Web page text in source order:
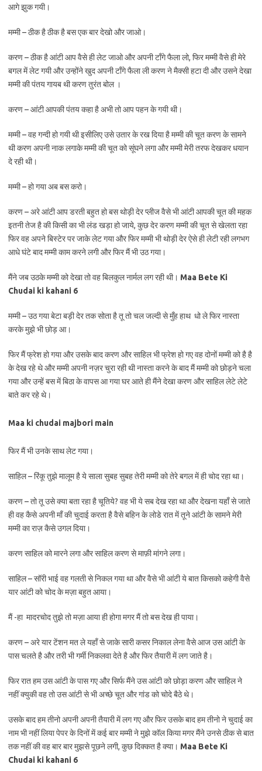
आगे झुक गयी।
मम्मी – ठीक है ठीक है बस एक बार देखो और जाओ।
करण – ठीक है आंटी आप वैसे ही लेट जाओ और अपनी टाँगे फैला लो, फिर मम्मी वैसे ही मेरे
बगल में लेट गयी और उन्होंने खुद अपनी टाँगे फैला ली करण ने मैक्सी हटा दी और उसने देखा
मम्मी की पंतय गायब थी करण तुरंत बोल ।
करण – आंटी आपकी पंतय कहा है अभी तो आप पहन के गयी थी।
मम्मी – वह गन्दी हो गयी थी इसीलिए उसे उतार के रख दिया है मम्मी की चूत करण के सामने
थी करण अपनी नाक लगाके मम्मी की चूत को सूंघने लगा और मम्मी मेरी तरफ देखकर धयान
दे रही थी।
मम्मी – हो गया अब बस करो।
करण – अरे आंटी आप डरती बहुत हो बस थोड़ी देर प्लीज वैसे भी आंटी आपकी चूत की महक
इतनी तेज है की किसी का भी लंड खड़ा हो जाये, कुछ देर करण मम्मी की चूत से खेलता रहा
फिर वह अपने बिस्टेर पर जाके लेट गया और फिर मम्मी भी थोड़ी देर ऐसे ही लेटी रही लगभग
आधे घंटे बाद मम्मी काम करने लगी और फिर मैं भी उठ गया।
मैंने जब उठके मम्मी को देखा तो वह बिलकुल नार्मल लग रही थी। Maa Bete Ki
Chudai ki kahani 6
मम्मी – उठ गया बेटा बड़ी देर तक सोता है तू तो चल जल्दी से मुँह हाथ धो ले फिर नास्ता
करके मुझे भी छोड़ आ।
फिर मैं फ्रेश हो गया और उसके बाद करण और साहिल भी फ्रेश हो गए वह दोनों मम्मी को है है
के देख रहे थे और मम्मी अपनी नज़र चुरा रही थी नास्ता करने के बाद मैं मम्मी को छोड़ने चला
गया और उन्हें बस में बिठा के वापस आ गया घर आते ही मैंने देखा करण और साहिल लेटे लेटे
बाते कर रहे थे।
Maa ki chudai majbori main
फिर मैं भी उनके साथ लेट गया।
साहिल – रिंकू तुझे मालूम है ये साला सुबह सुबह तेरी मम्मी को तेरे बगल में ही चोद रहा था।
करण – तो तू उसे क्या बता रहा है चूतिये? वह भी ये सब देख रहा था और देखना यहाँ से जाते
ही वह कैसे अपनी माँ की चुदाई करता है वैसे बहिन के लोडे रात में तूने आंटी के सामने मेरी
मम्मी का राज़ कैसे उगल दिया।
करण साहिल को मारने लगा और साहिल करण से माफ़ी मांगने लगा।
साहिल – सॉरी भाई वह गलती से निकल गया था और वैसे भी आंटी ये बात किसको कहेगी वैसे
यार आंटी को चोद के मज़ा बहुत आया।
मैं -हा मादरचोद तुझे तो मज़ा आया ही होगा मगर मैं तो बस देख ही पाया।
करण – अरे यार टेंशन मत ले यहाँ से जाके सारी कसर निकाल लेना वैसे आज उस आंटी के
पास चलते है और तरी भी गर्मी निकलवा देते है और फिर तैयारी में लग जाते है।
फिर रात हम उस आंटी के पास गए और सिर्फ मैंने उस आंटी को छोड़ा करण और साहिल ने
नहीं क्युकी वह तो उस आंटी से भी अच्छे चूत और गांड को चोदे बैठे थे।
उसके बाद हम तीनो अपनी अपनी तैयारी में लग गए और फिर उसके बाद हम तीनो ने चुदाई का
नाम भी नहीं लिया पेपर के दिनों में कई बार मम्मी ने मुझे कॉल किया मगर मैंने उनसे ठीक से बात
तक नहीं की वह बार बार मुझसे पूछने लगी, कुछ दिक्कत है क्या। Maa Bete Ki
Chudai ki kahani 6